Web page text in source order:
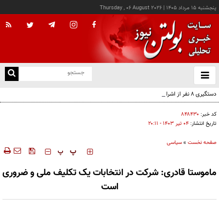
پنجشنبه ۱۵ مرداد ۱۴۰۵ |
Thursday , 06 August 2026
باز
و
دستگیری ۸ نفر از اشرار مسلح شاخص و مرتبطین گروهک‌های تروریستی
کد خبر: ۸۴۸۴۳۰
تاریخ انتشار: ۰۴ تير ۱۴۰۳ - ۲۰:۱۱
صفحه نخست »سیاسی
‍‍‍ پ پ
ماموستا قادری: شرکت در انتخابات یک تکلیف ملی و ضروری
است